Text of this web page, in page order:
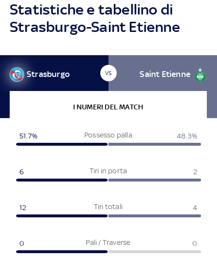
Statistiche e tabellino di
Strasburgo-Saint Etienne
Strasburgo VS Saint Etienne
I NUMERI DEL MATCH
Possesso palla
51.7% 48.3%
Tiri in porta
6 2
Tiri totali
12 4
Pali / Traverse
0 0